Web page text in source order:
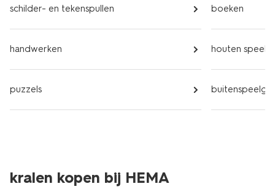
schilder- en tekenspullen
handwerken
puzzels
boeken
houten
kralen kopen bij HEMA